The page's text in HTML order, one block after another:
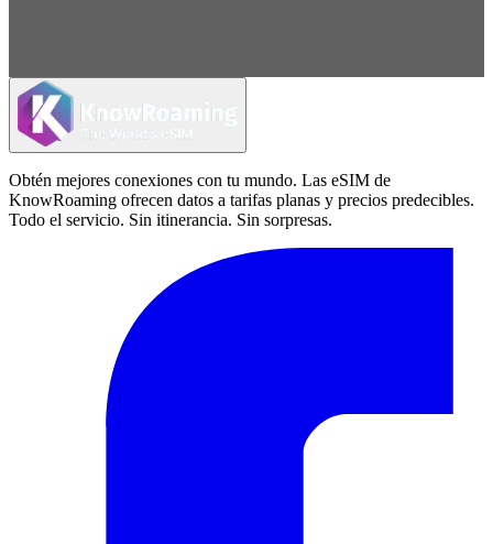
Obtén mejores conexiones con tu mundo. Las eSIM de
KnowRoaming ofrecen datos a tarifas planas y precios predecibles.
Todo el servicio. Sin itinerancia. Sin sorpresas.